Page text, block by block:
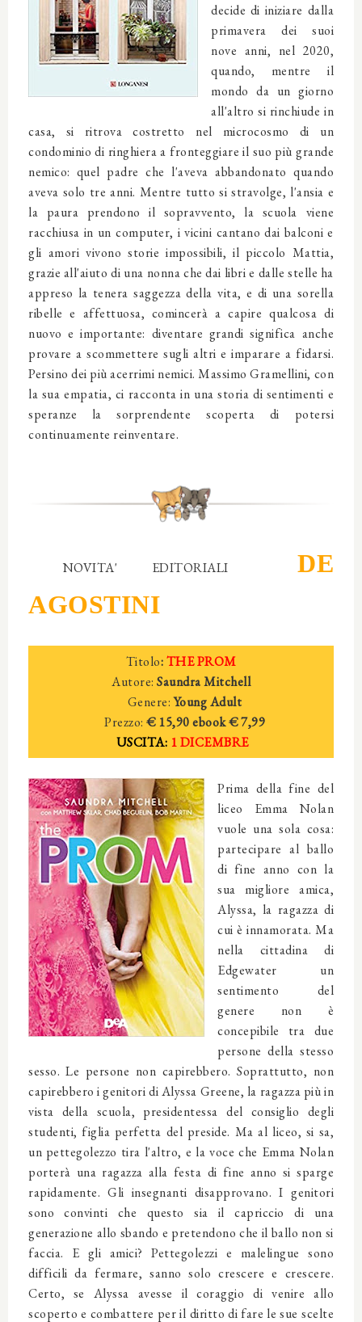
decide di iniziare dalla
primavera dei suoi
nove anni, nel 2020,
quando, mentre il
mondo da un giorno
all'altro si rinchiude in
casa, si ritrova costretto nel microcosmo di un
condominio di ringhiera a fronteggiare il suo più grande
nemico: quel padre che l'aveva abbandonato quando
aveva solo tre anni. Mentre tutto si stravolge, l'ansia e
la paura prendono il sopravvento, la scuola viene
racchiusa in un computer, i vicini cantano dai balconi e
gli amori vivono storie impossibili, il piccolo Mattia,
grazie all'aiuto di una nonna che dai libri e dalle stelle ha
appreso la tenera saggezza della vita, e di una sorella
ribelle e affettuosa, comincerà a capire qualcosa di
nuovo e importante: diventare grandi significa anche
provare a scommettere sugli altri e imparare a fidarsi.
Persino dei più acerrimi nemici. Massimo Gramellini, con
la sua empatia, ci racconta in una storia di sentimenti e
speranze la sorprendente scoperta di potersi
continuamente reinventare.
NOVITA' EDITORIALI DE
AGOSTINI
Titolo:THE PROM
Autore: Saundra Mitchell
Genere:Young Adult
Prezzo: € 15,90ebook € 7,99
USCITA: 1 DICEMBRE
Prima della fine del
liceo Emma Nolan
vuole una sola cosa:
partecipare al ballo
di fine anno con la
sua migliore amica,
Alyssa, la ragazza di
cui è innamorata. Ma
nella cittadina di
Edgewater un
sentimento del
genere non è
concepibile tra due
persone della stesso
sesso. Le persone non capirebbero. Soprattutto, non
capirebbero i genitori di Alyssa Greene, la ragazza più in
vista della scuola, presidentessa del consiglio degli
studenti, figlia perfetta del preside. Ma al liceo, si sa,
un pettegolezzo tira l'altro, e la voce che Emma Nolan
porterà una ragazza alla festa di fine anno si sparge
rapidamente. Gli insegnanti disapprovano. I genitori
sono convinti che questo sia il capriccio di una
generazione allo sbando e pretendono che il ballo non si
faccia. E gli amici? Pettegolezzi e malelingue sono
difficili da fermare, sanno solo crescere e crescere.
Certo, se Alyssa avesse il coraggio di venire allo
scoperto e combattere per il diritto di fare le sue scelte